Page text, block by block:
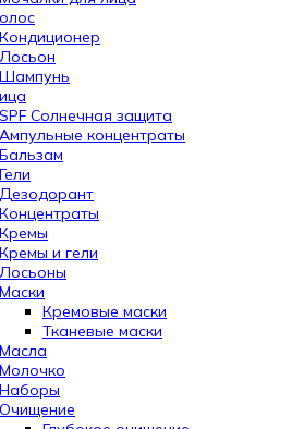
Кондиционер
Лосьон
Шампунь
SPF Солнечная защита
Ампульные концентраты
Бальзам
Гели
Дезодорант
Концентраты
Кремы
Кремы и гели
Лосьоны
Маски
Кремовые маски
Тканевые маски
Масла
Молочко
Наборы
Очищение